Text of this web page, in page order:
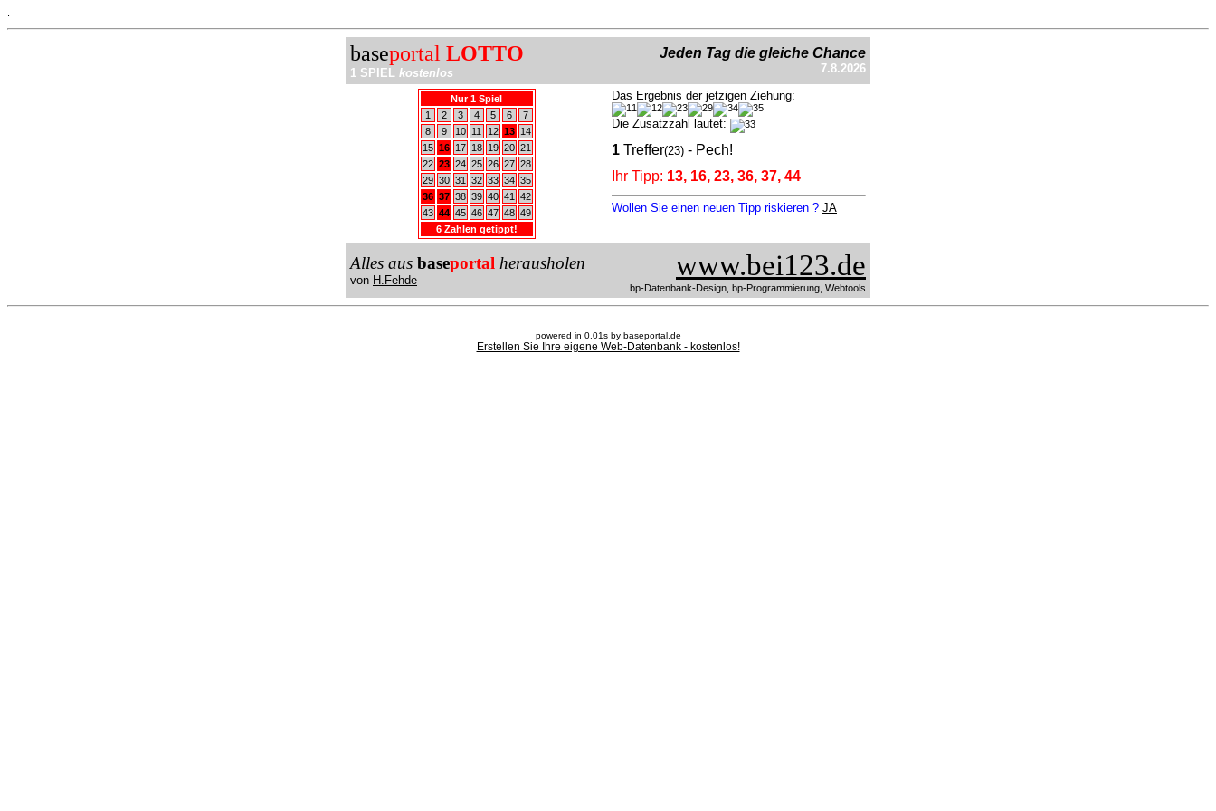
baseportal LOTTO
1 SPIEL kostenlos
Jeden Tag die gleiche Chance
7.8.2026
Nur 1 Spiel
1
2 3 4 5 6
7
8
9 10 11 12 13
14
15 16 17 18 19 20 21
22 23 24 25 26 27 28
29 30 31 32 33 34 35
36 37 38 39 40 41
42
43 44 45 46 47 48 49
6 Zahlen getippt!
Das Ergebnis der jetzigen Ziehung:
Die Zusatzzahl lautet:
1 Treffer(23) - Pech!
Ihr Tipp: 13, 16, 23, 36, 37, 44
Wollen Sie einen neuen Tipp riskieren ? JA
Alles aus baseportal herausholen
von H.Fehde www.bei123.de
bp-Datenbank-Design, bp-Programmierung, Webtools
powered in 0.01s by baseportal.de
Erstellen Sie Ihre eigene Web-Datenbank - kostenlos!